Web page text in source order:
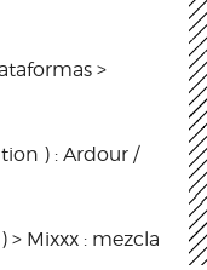
>
) : Ardour /
Mixxx : mezcla